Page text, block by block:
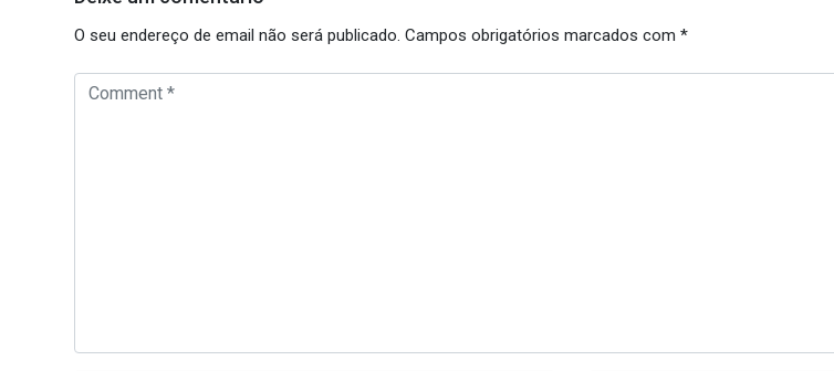
O seu endereço de email não será publicado. Campos obrigatórios marcados com *